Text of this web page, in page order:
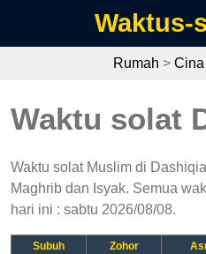
Waktus-
Rumah > Cina
Waktu solat
Waktu solat Muslim di
Maghrib dan Isyak. Semua
hari ini : sabtu 2026/08/08.
Subuh Zohor